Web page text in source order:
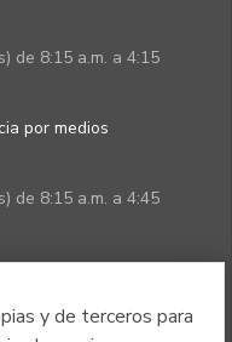
y de terceros para
de 8:15 a.m. a 4:15
por medios
de 8:15 a.m. a 4:45